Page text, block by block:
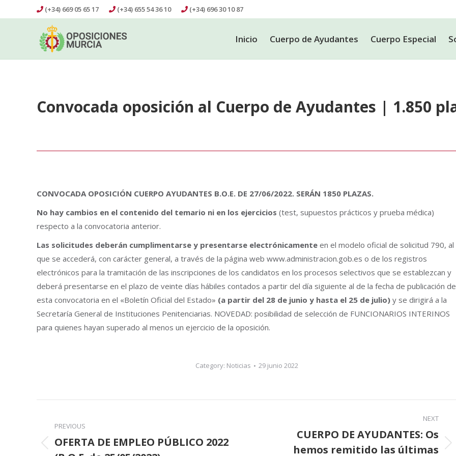
(+34) 669 05 65 17 (+34) 655 54 36 10 (+34) 696 30 10 87
Inicio Cuerpo de Ayudantes Cuerpo Especial
Convocada oposición al Cuerpo de Ayudantes | 1.850
CONVOCADA OPOSICIÓN CUERPO AYUDANTES B.O.E. DE 27/06/2022. SERÁN 1850 PLAZAS.
No hay cambios en el contenido del temario ni en los ejercicios (test, supuestos prácticos y prueba médica)
respecto a la convocatoria anterior.
Las solicitudes deberán cumplimentarse y presentarse electrónicamente en el modelo oficial de solicitud 790, al
que se accederá, con carácter general, a través de la página web www.administracion.gob.es o de los registros
electrónicos para la tramitación de las inscripciones de los candidatos en los procesos selectivos que se establezcan y
deberá presentarse en el plazo de veinte días hábiles contados a partir del día siguiente al de la fecha de publicación de
esta convocatoria en el «Boletín Oficial del Estado» (a partir del 28 de junio y hasta el 25 de julio) y se dirigirá a la
Secretaría General de Instituciones Penitenciarias. NOVEDAD: posibilidad de selección de FUNCIONARIOS INTERINOS
para quienes hayan superado al menos un ejercicio de la oposición.
Category: Noticias 29 junio 2022
navigation
PREVIOUS
Previous
OFERTA DE EMPLEO PÚBLICO 2022
NEXT
CUERPO DE AYUDANTES: Os
hemos remitido las últimas
Inicio